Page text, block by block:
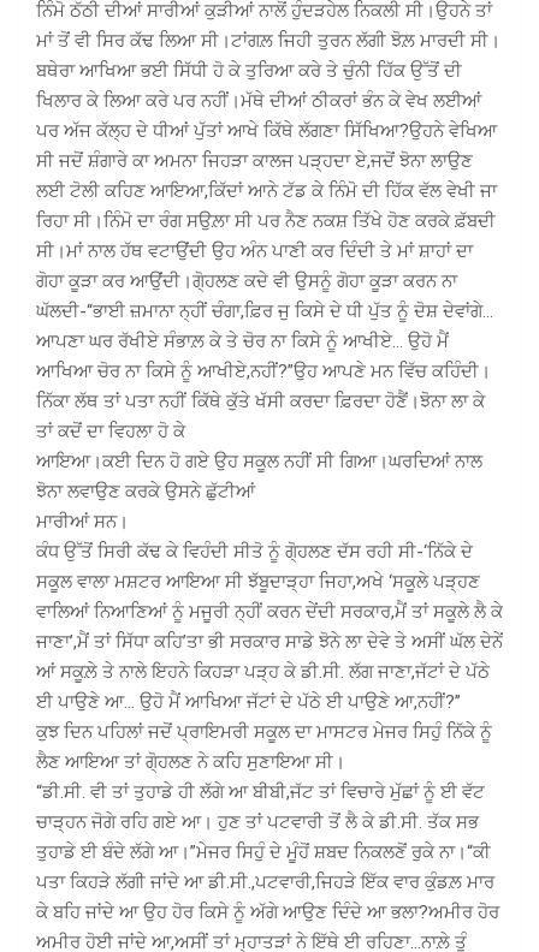
ਨਿੰਮੋ ਠੱਠੀ ਦੀਆਂ ਸਾਰੀਆਂ ਕੁੜੀਆਂ ਨਾਲੋਂ ਹੁੰਦੜਹੇਲ ਨਿਕਲੀ ਸੀ।ਉਹਨੇ ਤਾਂ
ਮਾਂ ਤੋਂ ਵੀ ਸਿਰ ਕੱਢ ਲਿਆ ਸੀ।ਟਾਂਗਲ਼ ਜਿਹੀ ਤੁਰਨ ਲੱਗੀ ਝੋਲ਼ ਮਾਰਦੀ ਸੀ।
ਬਥੇਰਾ ਆਖਿਆ ਭਈ ਸਿੱਧੀ ਹੋ ਕੇ ਤੁਰਿਆ ਕਰੇ ਤੇ ਚੁੰਨੀ ਹਿੱਕ ਉੱਤੋਂ ਦੀ
ਖਿਲਾਰ ਕੇ ਲਿਆ ਕਰੇ ਪਰ ਨਹੀਂ।ਮੱਥੇ ਦੀਆਂ ਠੀਕਰਾਂ ਭੰਨ ਕੇ ਵੇਖ ਲਈਆਂ
ਪਰ ਅੱਜ ਕੱਲ੍ਹ ਦੇ ਧੀਆਂ ਪੁੱਤਾਂ ਆਖੇ ਕਿੱਥੇ ਲੱਗਣਾ ਸਿੱਖਿਆ?ਉਹਨੇ ਵੇਖਿਆ
ਸੀ ਜਦੋਂ ਸ਼ੰਗਾਰੇ ਕਾ ਅਮਨਾ ਜਿਹੜਾ ਕਾਲਜ ਪੜ੍ਹਦਾ ਏ,ਜਦੋਂ ਝੋਨਾ ਲਾਉਣ
ਲਈ ਟੋਲੀ ਕਹਿਣ ਆਇਆ,ਕਿੱਦਾਂ ਆਨੇ ਟੱਡ ਕੇ ਨਿੰਮੋ ਦੀ ਹਿੱਕ ਵੱਲ ਵੇਖੀ ਜਾ
ਰਿਹਾ ਸੀ।ਨਿੰਮੋ ਦਾ ਰੰਗ ਸਉਲ਼ਾ ਸੀ ਪਰ ਨੈਣ ਨਕਸ਼ ਤਿੱਖੇ ਹੋਣ ਕਰਕੇ ਫ਼ੱਬਦੀ
ਸੀ।ਮਾਂ ਨਾਲ ਹੱਥ ਵਟਾਉਂਦੀ ਉਹ ਅੰਨ ਪਾਣੀ ਕਰ ਦਿੰਦੀ ਤੇ ਮਾਂ ਸ਼ਾਹਾਂ ਦਾ
ਗੋਹਾ ਕੂੜਾ ਕਰ ਆਉਂਦੀ।ਗੋ੍ਹਲਣ ਕਦੇ ਵੀ ਉਸਨੂੰ ਗੋਹਾ ਕੂੜਾ ਕਰਨ ਨਾ
ਘੱਲਦੀ-“ਭਾਈ ਜ਼ਮਾਨਾ ਨ੍ਹੀਂ ਚੰਗਾ,ਫ਼ਿਰ ਜੁ ਕਿਸੇ ਦੇ ਧੀ ਪੁੱਤ ਨੂੰ ਦੋਸ਼ ਦੇਵਾਂਗੇ…
ਆਪਣਾ ਘਰ ਰੱਖੀਏ ਸੰਭਾਲ਼ ਕੇ ਤੇ ਚੋਰ ਨਾ ਕਿਸੇ ਨੂੰ ਆਖੀਏ… ਉਹੋ ਮੈਂ
ਆਖਿਆ ਚੋਰ ਨਾ ਕਿਸੇ ਨੂੰ ਆਖੀਏ,ਨਹੀਂ?”ਉਹ ਆਪਣੇ ਮਨ ਵਿੱਚ ਕਹਿੰਦੀ।
ਨਿੱਕਾ ਲੱਥ ਤਾਂ ਪਤਾ ਨਹੀਂ ਕਿੱਥੇ ਕੁੱਤੇ ਖੱਸੀ ਕਰਦਾ ਫ਼ਿਰਦਾ ਹੋਣੈਂ।ਝੋਨਾ ਲਾ ਕੇ
ਤਾਂ ਕਦੋਂ ਦਾ ਵਿਹਲਾ ਹੋ ਕੇ
ਆਇਆ।ਕਈ ਦਿਨ ਹੋ ਗਏ ਉਹ ਸਕੂਲ ਨਹੀਂ ਸੀ ਗਿਆ।ਘਰਦਿਆਂ ਨਾਲ
ਝੋਨਾ ਲਵਾਉਣ ਕਰਕੇ ਉਸਨੇ ਛੁੱਟੀਆਂ
ਮਾਰੀਆਂ ਸਨ।
ਕੰਧ ਉੱਤੋਂ ਸਿਰੀ ਕੱਢ ਕੇ ਵਿਹੰਦੀ ਸੀਤੋ ਨੂੰ ਗੋ੍ਹਲਣ ਦੱਸ ਰਹੀ ਸੀ-‘ਨਿੱਕੇ ਦੇ
ਸਕੂਲ ਵਾਲਾ ਮਸ਼ਟਰ ਆਇਆ ਸੀ ਝੱਬੂਦਾੜ੍ਹਾ ਜਿਹਾ,ਅਖੇ ‘ਸਕੂਲੇ ਪੜ੍ਹਣ
ਵਾਲਿਆਂ ਨਿਆਣਿਆਂ ਨੂੰ ਮਜੂਰੀ ਨ੍ਹੀਂ ਕਰਨ ਦੇਂਦੀ ਸਰਕਾਰ,ਮੈਂ ਤਾਂ ਸਕੂਲੇ ਲੈ ਕੇ
ਜਾਣਾ’,ਮੈਂ ਤਾਂ ਸਿੱਧਾ ਕਹਿ’ਤਾ ਭੀ ਸਰਕਾਰ ਸਾਡੇ ਝੋਨੇ ਲਾ ਦੇਵੇ ਤੇ ਅਸੀਂ ਘੱਲ ਦੇਨੇਂ
ਆਂ ਸਕੂਲ਼ੇ ਤੇ ਨਾਲੇ ਇਹਨੇ ਕਿਹੜਾ ਪੜ੍ਹ ਕੇ ਡੀ.ਸੀ. ਲੱਗ ਜਾਣਾ,ਜੱਟਾਂ ਦੇ ਪੱਠੇ
ਈ ਪਾਉਣੇ ਆ… ਉਹੋ ਮੈਂ ਆਖਿਆ ਜੱਟਾਂ ਦੇ ਪੱਠੇ ਈ ਪਾਉਣੇ ਆ,ਨਹੀਂ?”
ਕੁਝ ਦਿਨ ਪਹਿਲਾਂ ਜਦੋਂ ਪ੍ਰਾਇਮਰੀ ਸਕੂਲ ਦਾ ਮਾਸਟਰ ਮੇਜਰ ਸਿਹੁੰ ਨਿੱਕੇ ਨੂੰ
ਲੈਣ ਆਇਆ ਤਾਂ ਗੋ੍ਹਲਣ ਨੇ ਕਹਿ ਸੁਣਾਇਆ ਸੀ।
“ਡੀ.ਸੀ. ਵੀ ਤਾਂ ਤੁਹਾਡੇ ਹੀ ਲੱਗੇ ਆ ਬੀਬੀ,ਜੱਟ ਤਾਂ ਵਿਚਾਰੇ ਮੁੱਛਾਂ ਨੂੰ ਈ ਵੱਟ
ਚਾੜ੍ਹਨ ਜੋਗੇ ਰਹਿ ਗਏ ਆ। ਹੁਣ ਤਾਂ ਪਟਵਾਰੀ ਤੋਂ ਲੈ ਕੇ ਡੀ.ਸੀ. ਤੱਕ ਸਭ
ਤੁਹਾਡੇ ਈ ਬੰਦੇ ਲੱਗੇ ਆ।”ਮੇਜਰ ਸਿਹੁੰ ਦੇ ਮੂੰਹੋਂ ਸ਼ਬਦ ਨਿਕਲਣੋਂ ਰੁਕੇ ਨਾ।“ਕੀ
ਪਤਾ ਕਿਹੜੇ ਲੱਗੀ ਜਾਂਦੇ ਆ ਡੀ.ਸੀ.,ਪਟਵਾਰੀ,ਜਿਹੜੇ ਇੱਕ ਵਾਰ ਕੁੰਡਲ਼ ਮਾਰ
ਕੇ ਬਹਿ ਜਾਂਦੇ ਆ ਉਹ ਹੋਰ ਕਿਸੇ ਨੂੰ ਅੱਗੇ ਆਉਣ ਦਿੰਦੇ ਆ ਭਲਾ?ਅਮੀਰ ਹੋਰ
ਅਮੀਰ ਹੋਈ ਜਾਂਦੇ ਆ,ਅਸੀਂ ਤਾਂ ਮ੍ਹਾਤੜਾਂ ਨੇ ਇੱਥੇ ਈ ਰਹਿਣਾ…ਨਾਲ਼ੇ ਤੂੰ